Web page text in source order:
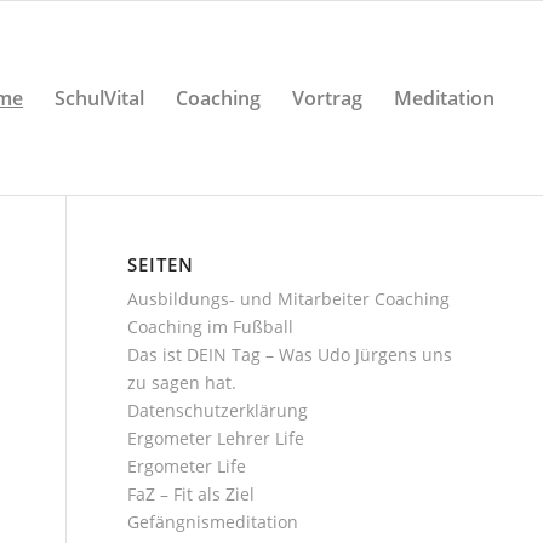
SchulVital Coaching Vortrag Meditation
SEITEN
Ausbildungs- und Mitarbeiter Coaching
Coaching im Fußball
Das ist DEIN Tag – Was Udo Jürgens uns
zu sagen hat.
Datenschutzerklärung
Ergometer Lehrer Life
Ergometer Life
FaZ – Fit als Ziel
Gefängnismeditation